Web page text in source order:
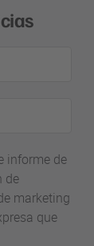
informe de
de
marketing
que